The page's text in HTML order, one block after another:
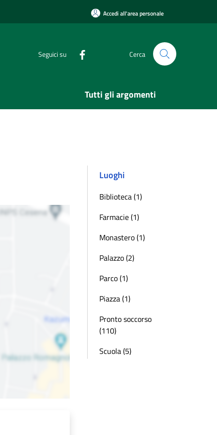
Accedi all'area personale
Seguici su Cerca
Tutti gli argomenti
Luoghi
Biblioteca (1)
Farmacie (1)
Monastero (1)
Palazzo (2)
Parco (1)
Piazza (1)
Pronto soccorso
(110)
Scuola (5)